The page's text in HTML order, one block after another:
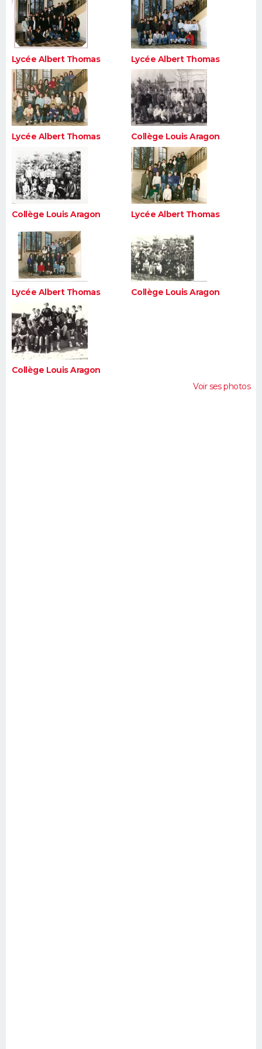
Lycée Albert Thomas Lycée Albert Thomas
Lycée Albert Thomas Collège Louis Aragon
Collège Louis Aragon Lycée Albert Thomas
Lycée Albert Thomas Collège Louis Aragon
Collège Louis Aragon
Voir ses photos